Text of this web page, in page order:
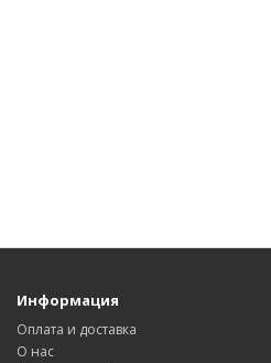
Информация
Оплата и доставка
О нас